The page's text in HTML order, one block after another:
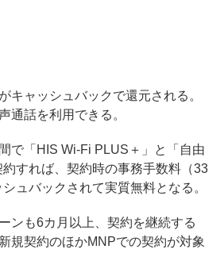
キャッシュバックで還元される。
通話を利用できる。
で「HIS Wi-Fi PLUS＋」と「自由
すれば、契約時の事務手数料（33
ュバックされて実質無料となる。
ンも6カ月以上、契約を継続する
規契約のほかMNPでの契約が対象